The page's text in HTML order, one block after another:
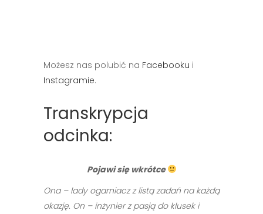
Możesz nas polubić na Facebooku i
Instagramie.
Transkrypcja
odcinka:
Pojawi się wkrótce
Ona – lady ogarniacz z listą zadań na każdą
okazję. On – inżynier z pasją do klusek i